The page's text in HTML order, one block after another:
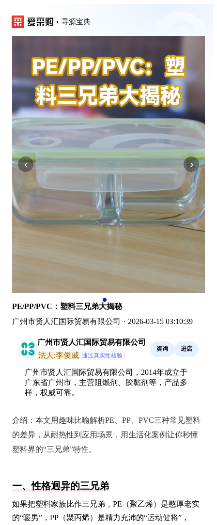
寻源宝典
‹ ›
PE/PP/PVC：塑料三兄弟大揭秘
广州市贤人汇国际贸易有限公司 · 2026-03-15 03:10:39
广州市贤人汇国际贸易有限公司
法人:李俊威 通过真实性核验
咨询 进店
广州市贤人汇国际贸易有限公司，2014年成立于
广东省广州市，主营阻燃剂、胶黏剂等，产品多
样，权威可靠。
介绍： 本文用趣味比喻解析PE、PP、PVC三种常见塑料
的差异，从耐热性到应用场景，用生活化案例让你秒懂
塑料界的“三兄弟”特性。
一、性格迥异的三兄弟
如果把塑料家族比作三兄弟，PE（聚乙烯）是憨厚老实
的“暖男”，PP（聚丙烯）是精力充沛的“运动健将”，